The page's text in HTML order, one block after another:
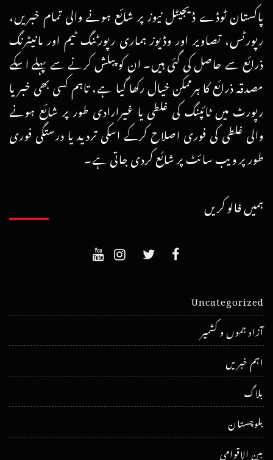
پاکستان ٹوڈے ڈیجیٹل نیوز پر شائع ہونے والی تمام خبریں،
رپورٹس، تصاویر اور وڈیوز ہماری رپورٹنگ ٹیم اور مانیٹرنگ
ذرائع سے حاصل کی گئی ہیں۔ ان کو پبلش کرنے سے پہلے اسکے
مصدقہ ذرائع کا ہرممکن خیال رکھا گیا ہے، تاہم کسی بھی خبر یا
رپورٹ میں ٹائپنگ کی غلطی یا غیرارادی طور پر شائع ہونے
والی غلطی کی فوری اصلاح کرکے اسکی تردید یا درستگی فوری
طور پر ویب سائٹ پر شائع کردی جاتی ہے۔
ہمیں فالو کریں
Uncategorized
آزاد جموں و کشمیر
اہم خبریں
بلاگ
بلوچستان
بین الاقوامی